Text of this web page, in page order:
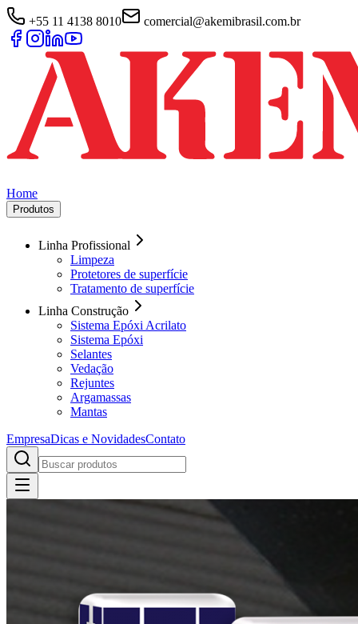
+55 11 4138 8010 comercial@akemibrasil.com.br
Home
Produtos
Linha Profissional
Limpeza
Protetores de superfície
Tratamento de superfície
Linha Construção
Sistema Epóxi Acrilato
Sistema Epóxi
Selantes
Vedação
Rejuntes
Argamassas
Mantas
EmpresaDicas e NovidadesContato